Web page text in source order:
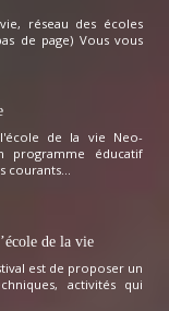
réseau des écoles
de page) Vous vous
de la vie Neo-
programme éducatif
courants...
de la vie
est de proposer un
activités qui